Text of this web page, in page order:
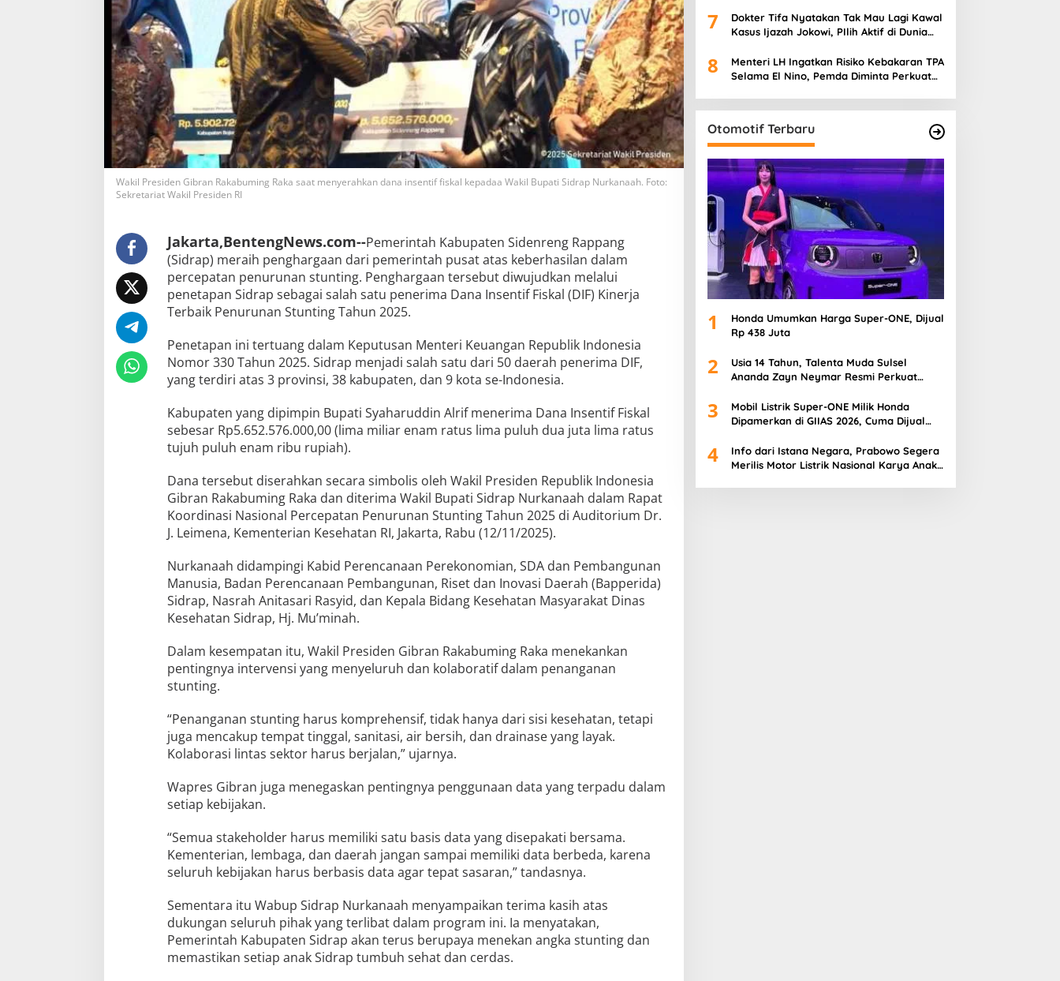
Wakil Presiden Gibran Rakabuming Raka saat menyerahkan dana insentif fiskal kepadaa Wakil Bupati Sidrap Nurkanaah. Foto:
Sekretariat Wakil Presiden RI
Jakarta,BentengNews.com--Pemerintah Kabupaten Sidenreng Rappang
(Sidrap) meraih penghargaan dari pemerintah pusat atas keberhasilan dalam
percepatan penurunan stunting. Penghargaan tersebut diwujudkan melalui
penetapan Sidrap sebagai salah satu penerima Dana Insentif Fiskal (DIF) Kinerja
Terbaik Penurunan Stunting Tahun 2025.
Penetapan ini tertuang dalam Keputusan Menteri Keuangan Republik Indonesia
Nomor 330 Tahun 2025. Sidrap menjadi salah satu dari 50 daerah penerima DIF,
yang terdiri atas 3 provinsi, 38 kabupaten, dan 9 kota se-Indonesia.
Kabupaten yang dipimpin Bupati Syaharuddin Alrif menerima Dana Insentif Fiskal
sebesar Rp5.652.576.000,00 (lima miliar enam ratus lima puluh dua juta lima ratus
tujuh puluh enam ribu rupiah).
Dana tersebut diserahkan secara simbolis oleh Wakil Presiden Republik Indonesia
Gibran Rakabuming Raka dan diterima Wakil Bupati Sidrap Nurkanaah dalam Rapat
Koordinasi Nasional Percepatan Penurunan Stunting Tahun 2025 di Auditorium Dr.
J. Leimena, Kementerian Kesehatan RI, Jakarta, Rabu (12/11/2025).
Nurkanaah didampingi Kabid Perencanaan Perekonomian, SDA dan Pembangunan
Manusia, Badan Perencanaan Pembangunan, Riset dan Inovasi Daerah (Bapperida)
Sidrap, Nasrah Anitasari Rasyid, dan Kepala Bidang Kesehatan Masyarakat Dinas
Kesehatan Sidrap, Hj. Mu’minah.
Dalam kesempatan itu, Wakil Presiden Gibran Rakabuming Raka menekankan
pentingnya intervensi yang menyeluruh dan kolaboratif dalam penanganan
stunting.
“Penanganan stunting harus komprehensif, tidak hanya dari sisi kesehatan, tetapi
juga mencakup tempat tinggal, sanitasi, air bersih, dan drainase yang layak.
Kolaborasi lintas sektor harus berjalan,” ujarnya.
Wapres Gibran juga menegaskan pentingnya penggunaan data yang terpadu dalam
setiap kebijakan.
“Semua stakeholder harus memiliki satu basis data yang disepakati bersama.
Kementerian, lembaga, dan daerah jangan sampai memiliki data berbeda, karena
seluruh kebijakan harus berbasis data agar tepat sasaran,” tandasnya.
Sementara itu Wabup Sidrap Nurkanaah menyampaikan terima kasih atas
dukungan seluruh pihak yang terlibat dalam program ini. Ia menyatakan,
Pemerintah Kabupaten Sidrap akan terus berupaya menekan angka stunting dan
memastikan setiap anak Sidrap tumbuh sehat dan cerdas.
7
Dokter Tifa Nyatakan Tak Mau Lagi Kawal
Kasus Ijazah Jokowi, PIlih Aktif di Dunia
8
Menteri LH Ingatkan Risiko Kebakaran TPA
Selama El Nino, Pemda Diminta Perkuat
Otomotif Terbaru
1
Honda Umumkan Harga Super-ONE, Dijual
Rp 438 Juta
2
Usia 14 Tahun, Talenta Muda Sulsel
Ananda Zayn Neymar Resmi Perkuat
3
Mobil Listrik Super-ONE Milik Honda
Dipamerkan di GIIAS 2026, Cuma Dijual
4
Info dari Istana Negara, Prabowo Segera
Merilis Motor Listrik Nasional Karya Anak